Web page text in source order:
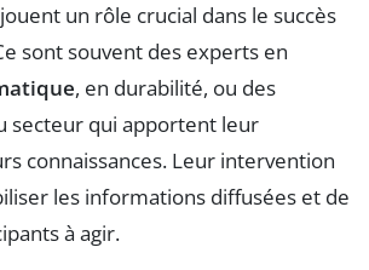
un rôle crucial dans le succès
sont souvent des experts en
, en durabilité, ou des
secteur qui apportent leur
connaissances. Leur intervention
les informations diffusées et de
à agir.